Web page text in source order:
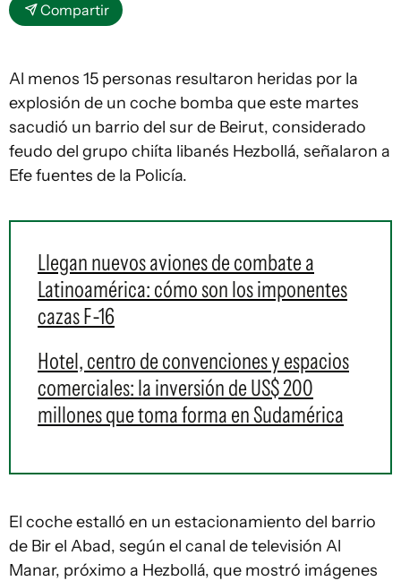
Compartir
Al menos 15 personas resultaron heridas por la
explosión de un coche bomba que este martes
sacudió un barrio del sur de Beirut, considerado
feudo del grupo chiíta libanés Hezbollá, señalaron a
Efe fuentes de la Policía.
Llegan nuevos aviones de combate a
Latinoamérica: cómo son los imponentes
cazas F-16
Hotel, centro de convenciones y espacios
comerciales: la inversión de US$ 200
millones que toma forma en Sudamérica
El coche estalló en un estacionamiento del barrio
de Bir el Abad, según el canal de televisión Al
Manar, próximo a Hezbollá, que mostró imágenes